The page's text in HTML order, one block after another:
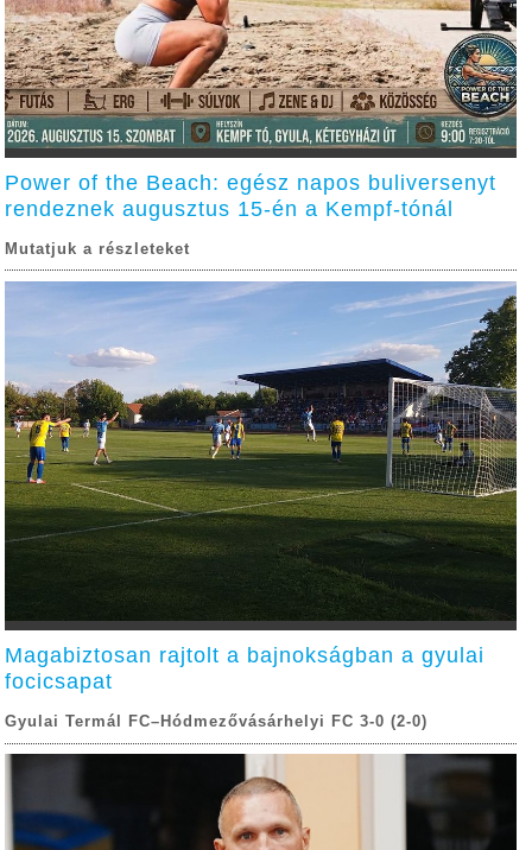
Power of the Beach: egész napos buliversenyt
rendeznek augusztus 15-én a Kempf-tónál
Mutatjuk a részleteket
Magabiztosan rajtolt a bajnokságban a gyulai
focicsapat
Gyulai Termál FC–Hódmezővásárhelyi FC 3-0 (2-0)